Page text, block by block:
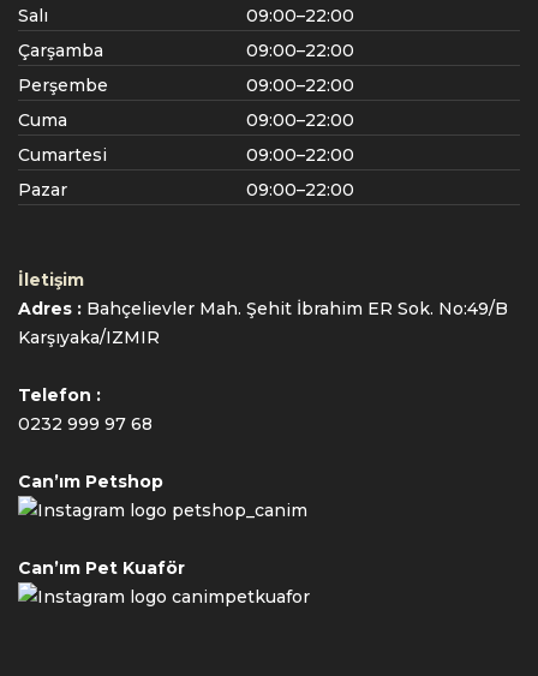
Salı
09:00–22:00
Çarşamba
09:00–22:00
Perşembe
09:00–22:00
Cuma
09:00–22:00
Cumartesi
09:00–22:00
Pazar
09:00–22:00
İletişim
Adres : Bahçelievler Mah. Şehit İbrahim ER Sok. No:49/B
Karşıyaka/IZMIR
Telefon :
0232 999 97 68
Can’ım Petshop
petshop_canim
Can’ım Pet Kuaför
canimpetkuafor